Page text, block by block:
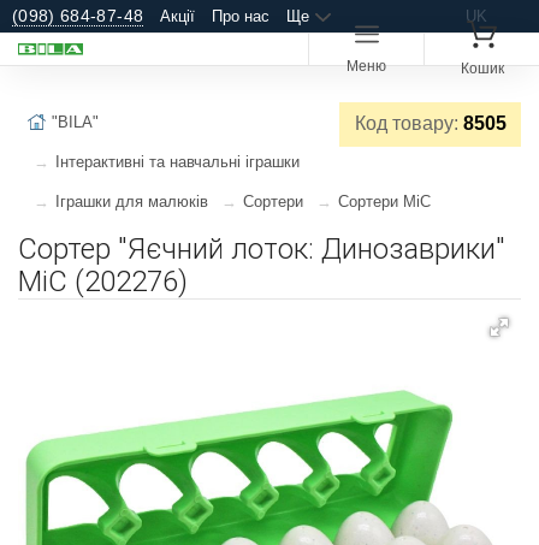
(098) 684-87-48 Акції Про нас Ще UK
Меню Кошик
Код товару: 8505
"BILA"
Інтерактивні та навчальні іграшки
Іграшки для малюків Сортери Сортери MiC
Сортер "Яєчний лоток: Динозаврики"
MiC (202276)